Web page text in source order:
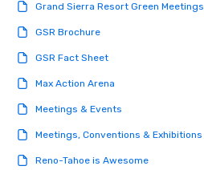
Grand Sierra Resort Green Meetings
GSR Brochure
GSR Fact Sheet
Max Action Arena
Meetings & Events
Meetings, Conventions & Exhibitions
Reno-Tahoe is Awesome